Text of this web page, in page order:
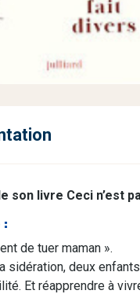
son livre Ceci n’est
:
de tuer maman ».
sidération, deux
Et réapprendre à